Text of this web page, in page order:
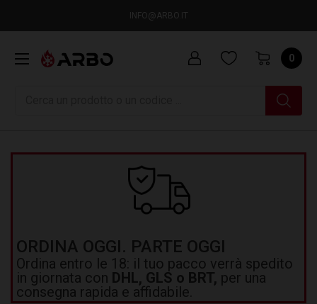
INFO@ARBO.IT
0
ORDINA OGGI. PARTE OGGI
Ordina entro le 18: il tuo pacco verrà spedito
in giornata con DHL, GLS o BRT, per una
consegna rapida e affidabile.